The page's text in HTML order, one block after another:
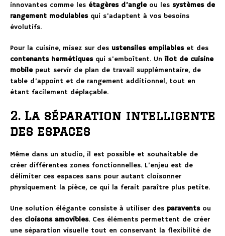
innovantes comme les étagères d’angleou les systèmes de
rangement modulablesqui s’adaptent à vos besoins
évolutifs.
Pour la cuisine, misez sur des ustensiles empilableset des
contenants hermétiquesqui s’emboîtent. Unîlot de cuisine
mobilepeut servir de plan de travail supplémentaire, de
table d’appoint et de rangement additionnel, tout en
étant facilement déplaçable.
2. La séparation intelligente
des espaces
Même dans un studio, il est possible et souhaitable de
créer différentes zones fonctionnelles. L’enjeu est de
délimiter ces espaces sans pour autant cloisonner
physiquement la pièce, ce qui la ferait paraître plus petite.
Une solution élégante consiste à utiliser des paraventsou
des cloisons amovibles. Ces éléments permettent de créer
une séparation visuelle tout en conservant la flexibilité de